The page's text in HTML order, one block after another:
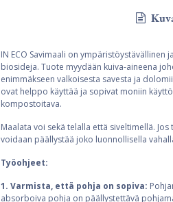
IN ECO Savimaali on
biosideja. Tuote myydään kuiva-aineena
enimmäkseen valkoisesta savesta ja
ovat helppo käyttää ja sopivat moniin
kompostoitava.
Maalata voi sekä telalla että siveltimellä.
voidaan päällystää joko luonnollisella
Työohjeet:
1. Varmista, että pohja on sopiva:
absorboiva pohja on päällystettävä